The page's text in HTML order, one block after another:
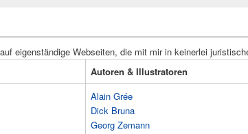
eigenständige Webseiten, die mit mir in keinerlei
Autoren & Illustratoren
Alain Grée
Dick Bruna
Georg Zemann